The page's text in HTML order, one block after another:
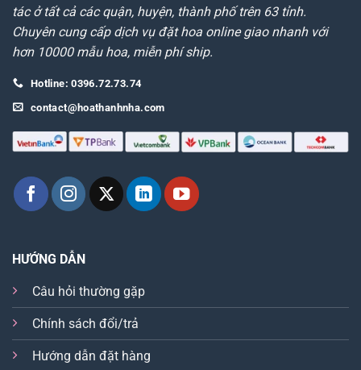
tác ở tất cả các quận, huyện, thành phố trên 63 tỉnh.
Chuyên cung cấp dịch vụ đặt hoa online giao nhanh với
hơn 10000 mẫu hoa, miễn phí ship.
Hotline: 0396.72.73.74
contact@hoathanhnha.com
HƯỚNG DẪN
Câu hỏi thường gặp
Chính sách đổi/trả
Hướng dẫn đặt hàng